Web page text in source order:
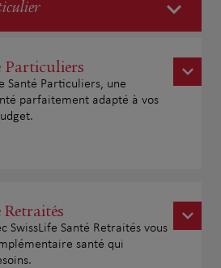
Particuliers
Santé Particuliers, une
parfaitement adapté à vos
Retraités
SwissLife Santé Retraités vous
santé qui